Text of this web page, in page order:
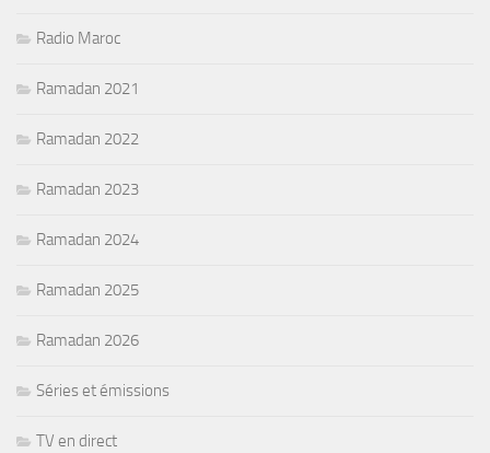
Radio Maroc
Ramadan 2021
Ramadan 2022
Ramadan 2023
Ramadan 2024
Ramadan 2025
Ramadan 2026
Séries et émissions
TV en direct